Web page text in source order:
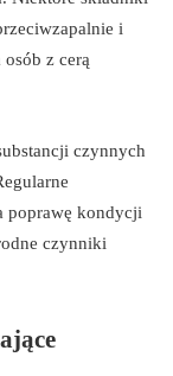
i
z cerą
czynnych
poprawę kondycji
czynniki